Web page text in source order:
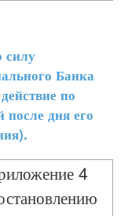
Банка
по
после дня его
4